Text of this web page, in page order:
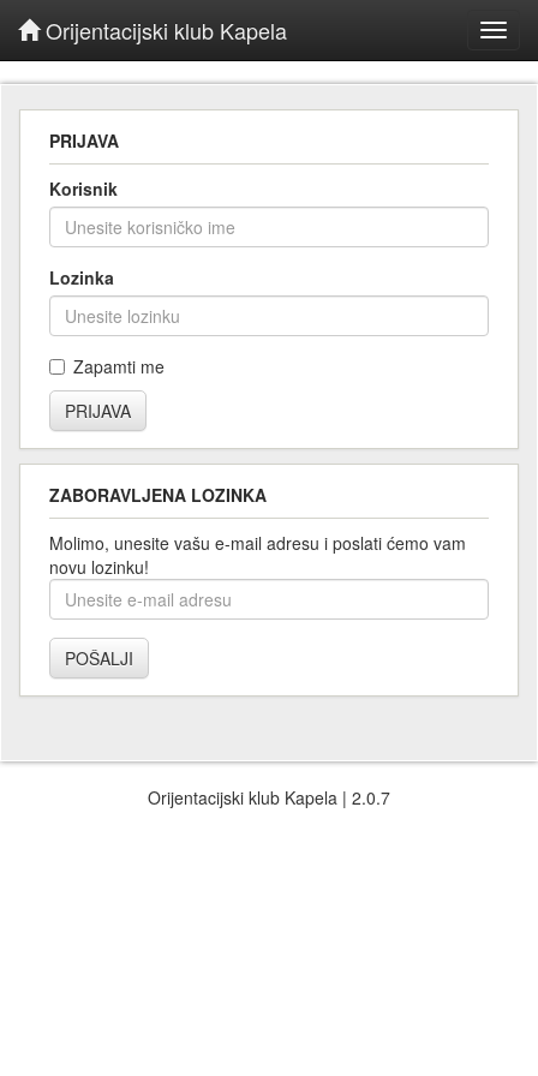
Orijentacijski klub Kapela
PRIJAVA
Korisnik
Lozinka
Zapamti me
ZABORAVLJENA LOZINKA
Molimo, unesite vašu e-mail adresu i poslati ćemo vam
novu lozinku!
Orijentacijski klub Kapela | 2.0.7